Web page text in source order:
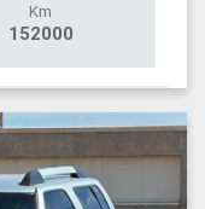
Km
152000